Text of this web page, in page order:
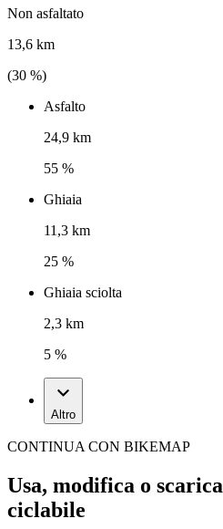
Non asfaltato
13,6 km
(30 %)
Asfalto
24,9 km
55 %
Ghiaia
11,3 km
25 %
Ghiaia sciolta
2,3 km
5 %
Altro
CONTINUA CON BIKEMAP
Usa, modifica o
ciclabile